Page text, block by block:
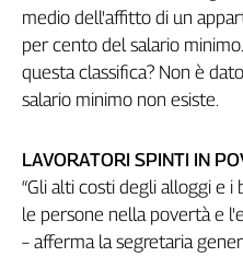
La
settimana
Collettiva
Girasoli
Sassolino
Linea
Tech
medio dell'affitto di un
per cento del salario
questa classifica? Non è
salario minimo non esiste.
LAVORATORI SPINTI IN
“Gli alti costi degli alloggi e i
le persone nella povertà e
– afferma la segretaria